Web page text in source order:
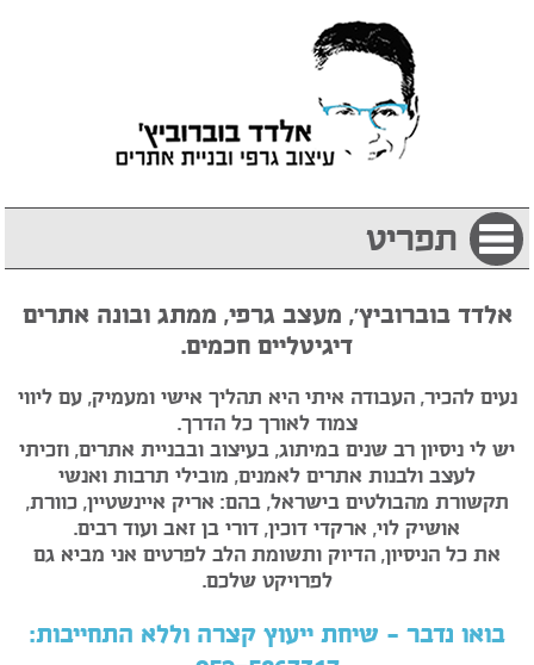
תפריט
אלדד בוברוביץ', מעצב גרפי, ממתג ובונה אתרים
דיגיטליים חכמים.
נעים להכיר, העבודה איתי היא תהליך אישי ומעמיק, עם ליווי
צמוד לאורך כל הדרך.
יש לי ניסיון רב שנים במיתוג, בעיצוב ובבניית אתרים, וזכיתי
לעצב ולבנות אתרים לאמנים, מובילי תרבות ואנשי
תקשורת מהבולטים בישראל, בהם: אריק איינשטיין, כוורת,
אושיק לוי, ארקדי דוכין, דורי בן זאב ועוד רבים.
את כל הניסיון, הדיוק ותשומת הלב לפרטים אני מביא גם
לפרויקט שלכם.
בואו נדבר – שיחת ייעוץ קצרה וללא התחייבות: